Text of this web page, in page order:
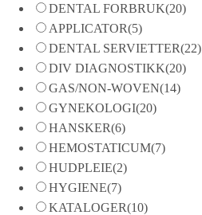
DENTAL FORBRUK(20)
APPLICATOR(5)
DENTAL SERVIETTER(22)
DIV DIAGNOSTIKK(20)
GAS/NON-WOVEN(14)
GYNEKOLOGI(20)
HANSKER(6)
HEMOSTATICUM(7)
HUDPLEIE(2)
HYGIENE(7)
KATALOGER(10)